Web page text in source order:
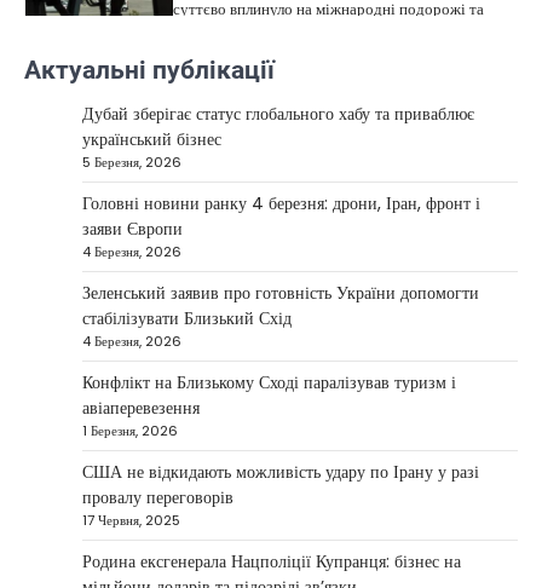
5
принесуть бажаних результатів.…
НОВИНИ
Дубай зберігає статус глобального
хабу та приваблює український
бізнес
Дубай протягом багатьох років утримує статус
одного з найбільш привабливих міжнародних
центрів для ведення бізнесу…
НОВИНИ
Головні новини ранку 4 березня:
дрони, Іран, фронт і заяви Європи
Україна може долучитися до посилення систем
протидії іранським дронам на Близькому Сході,
новим верховним лідером…
Актуальні публікації
Дубай зберігає статус глобального хабу та приваблює
український бізнес
5 Березня, 2026
Головні новини ранку 4 березня: дрони, Іран, фронт і
заяви Європи
4 Березня, 2026
Зеленський заявив про готовність України допомогти
стабілізувати Близький Схід
4 Березня, 2026
Конфлікт на Близькому Сході паралізував туризм і
авіаперевезення
1 Березня, 2026
США не відкидають можливість удару по Ірану у разі
провалу переговорів
17 Червня, 2025
Родина ексгенерала Нацполіції Купранця: бізнес на